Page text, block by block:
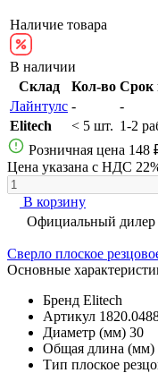
Наличие товара
В наличии
Склад
Кол-во Срок
Лайнтулс -
-
Elitech
< 5 шт. 1-2
Розничная цена 148
Цена указана с НДС
В корзину
Официальный дилер
Сверло плоское
Основные
Бренд Elitech
Артикул
Диаметр (мм) 30
Общая длина (мм)
Тип плоское